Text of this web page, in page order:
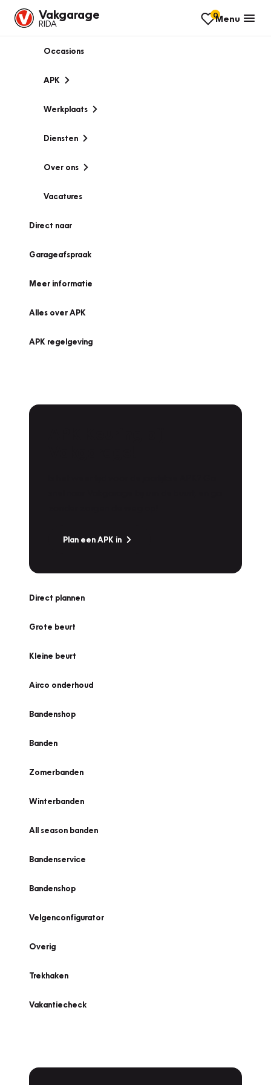
Vakgarage
RIDA
0Menu
Occasions
APK
Werkplaats
Diensten
Over ons
Vacatures
Direct naar
Garageafspraak
Meer informatie
Alles over APK
APK regelgeving
Plan een APK in
Direct plannen
Grote beurt
Kleine beurt
Airco onderhoud
Bandenshop
Banden
Zomerbanden
Winterbanden
All season banden
Bandenservice
Bandenshop
Velgenconfigurator
Overig
Trekhaken
Vakantiecheck